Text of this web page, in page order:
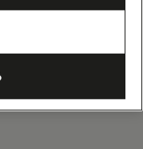
ルーズ